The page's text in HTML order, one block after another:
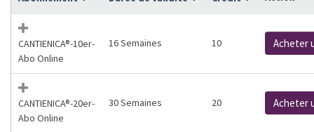
CANTIENICA®-10er-
Abo Online
16 Semaines 10 Acheter
CANTIENICA®-20er-
Abo Online
30 Semaines 20 Acheter